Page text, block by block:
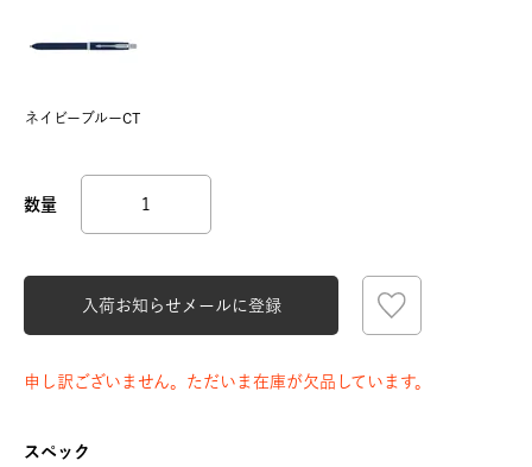
ネイビーブルーCT
入荷お知らせメールに登録
申し訳ございません。ただいま在庫が欠品しています。
スペック